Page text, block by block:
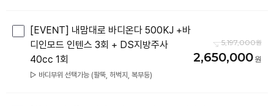
[EVENT] 내맘대로 바디온다 500KJ +바
디인모드 인텐스 3회 + DS지방주사
40cc 1회
▷ 바디부위 선택가능 (팔뚝, 허벅지, 복부등)
5,197,000
2,650,000